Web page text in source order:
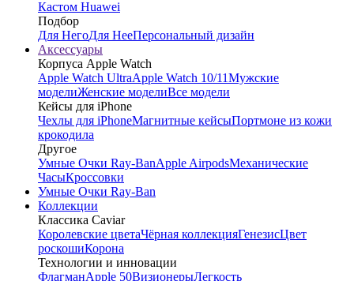
Кастом Huawei
Подбор
Для НегоДля НееПерсональный дизайн
Аксессуары
Корпуса Apple Watch
Apple Watch UltraApple Watch 10/11Мужские
моделиЖенские моделиВсе модели
Кейсы для iPhone
Чехлы для iPhoneМагнитные кейсыПортмоне из кожи
крокодила
Другое
Умные Очки Ray-BanApple AirpodsМеханические
ЧасыКроссовки
Умные Очки Ray-Ban
Коллекции
Классика Caviar
Королевские цветаЧёрная коллекцияГенезисЦвет
роскошиКорона
Технологии и инновации
ФлагманApple 50ВизионерыЛегкость